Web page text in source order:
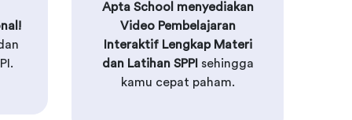
Apta School menyediakan
Video Pembelajaran
Interaktif Lengkap Materi
dan Latihan SPPI sehingga
kamu cepat paham.